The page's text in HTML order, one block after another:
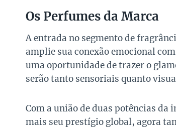
Os Perfumes da Marca
A entrada no segmento de
amplie sua conexão emocional
uma oportunidade de trazer o
serão tanto sensoriais quanto
Com a união de duas potências da
mais seu prestígio global, agora